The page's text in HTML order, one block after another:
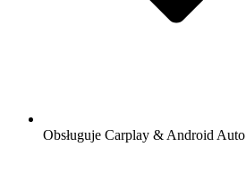
Obsługuje Carplay & Android Auto